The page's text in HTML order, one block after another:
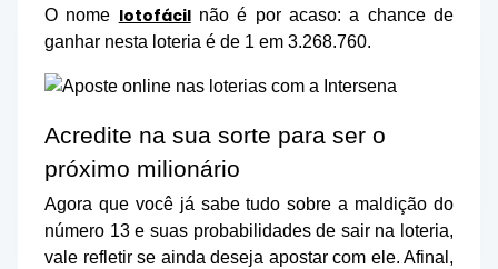
O nome lotofácilnão é por acaso: a chance de
ganhar nesta loteria é de 1 em 3.268.760.
Acredite na sua sorte para ser o
próximo milionário
Agora que você já sabe tudo sobre a maldição do
número 13 e suas probabilidades de sair na loteria,
vale refletir se ainda deseja apostar com ele. Afinal,